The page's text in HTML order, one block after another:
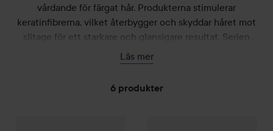
vårdande för färgat hår. Produkterna stimulerar
keratinfibrerna, vilket återbygger och skyddar håret mot
slitage för ett starkare och glansigare resultat. Serien
innehåller havtorn som tillför omega 7 och glans till håret.
Regelbunden användning förlänger hållbarheten på
strålande utseende.
Läs mer
6 produkter